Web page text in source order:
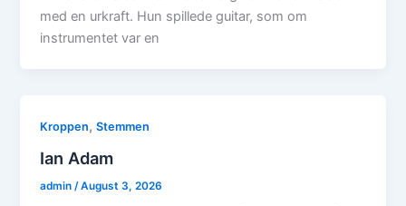
med en urkraft. Hun spillede guitar, som om
instrumentet var en
Kroppen,Stemmen
Ian Adam
admin /August 3, 2026